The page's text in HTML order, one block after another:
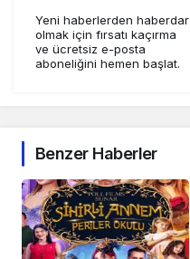
Yeni haberlerden haberdar
olmak için fırsatı kaçırma
ve ücretsiz e-posta
aboneliğini hemen başlat.
Benzer Haberler